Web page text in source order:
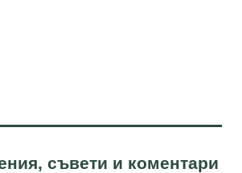
съвети и коментари